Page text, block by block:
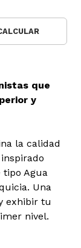
que
y
la calidad
tipo Agua
Una
exhibir tu
nivel.